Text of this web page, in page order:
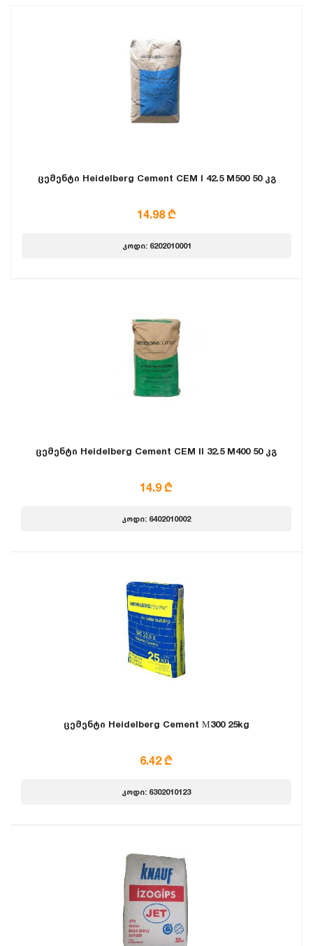
ცემენტი Heidelberg Cement CEM I 42.5 M500 50 კგ
14.98 ₾
კოდი: 6202010001
ცემენტი Heidelberg Cement CEM II 32.5 M400 50 კგ
14.9 ₾
კოდი: 6402010002
ცემენტი Heidelberg Cement М300 25kg
6.42 ₾
კოდი: 6302010123